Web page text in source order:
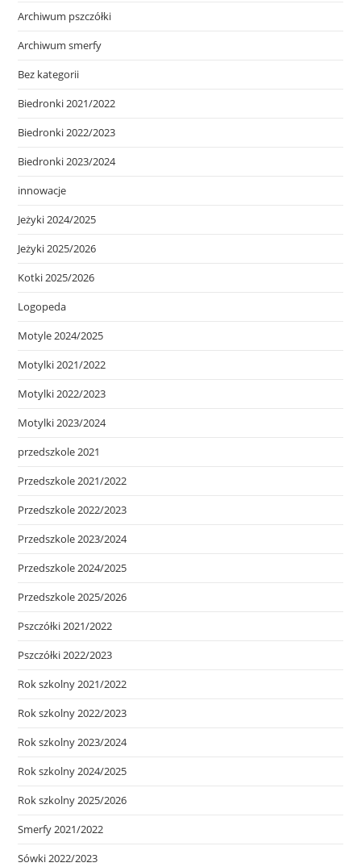
Archiwum pszczółki
Archiwum smerfy
Bez kategorii
Biedronki 2021/2022
Biedronki 2022/2023
Biedronki 2023/2024
innowacje
Jeżyki 2024/2025
Jeżyki 2025/2026
Kotki 2025/2026
Logopeda
Motyle 2024/2025
Motylki 2021/2022
Motylki 2022/2023
Motylki 2023/2024
przedszkole 2021
Przedszkole 2021/2022
Przedszkole 2022/2023
Przedszkole 2023/2024
Przedszkole 2024/2025
Przedszkole 2025/2026
Pszczółki 2021/2022
Pszczółki 2022/2023
Rok szkolny 2021/2022
Rok szkolny 2022/2023
Rok szkolny 2023/2024
Rok szkolny 2024/2025
Rok szkolny 2025/2026
Smerfy 2021/2022
Sówki 2022/2023